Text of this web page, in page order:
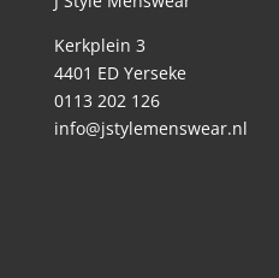
Kerkplein 3
4401 ED Yerseke
0113 202 126
info@jstylemenswear.nl